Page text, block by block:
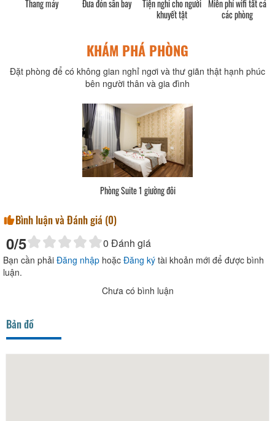
Thang máy Đưa đón sân bay
Tiện nghi cho người
khuyết tật
Miễn phí wifi tất cả
các phòng
KHÁM PHÁ PHÒNG
Đặt phòng để có không gian nghỉ ngơi và thư giãn thật hạnh phúc
bên người thân và gia đình
Phòng Suite 1 giường đôi
Bình luận và Đánh giá (0)
0/5 0 Đánh giá
Bạn cần phải Đăng nhập hoặc Đăng ký tài khoản mới để được bình
luận.
Chưa có bình luận
Bản đồ